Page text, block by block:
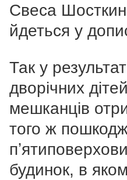
Свеса
йдеться у
Так у
дворічних
мешканців
того ж
будинок, в